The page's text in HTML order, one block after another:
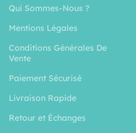
Qui Sommes-Nous ?
Mentions Légales
Conditions Générales De
Vente
Paiement Sécurisé
Livraison Rapide
Retour et Échanges